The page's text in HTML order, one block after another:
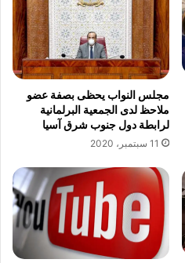
مجلس النواب يحظى بصفة عضو
ملاحظ لدى الجمعية البرلمانية
لرابطة دول جنوب شرق آسيا
11 سبتمبر، 2020